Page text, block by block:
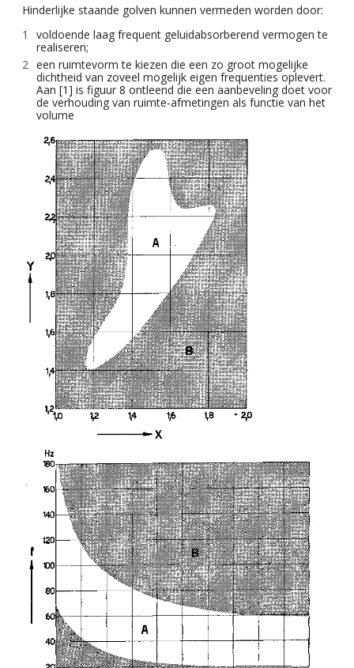
Hinderlijke staande golven kunnen vermeden worden door:
voldoende laag frequent geluidabsorberend vermogen te
realiseren;
een ruimtevorm te kiezen die een zo groot mogelijke
dichtheid van zoveel mogelijk eigen frequenties oplevert.
Aan [1] is figuur 8 ontleend die een aanbeveling doet voor
de verhouding van ruimte-afmetingen als functie van het
volume